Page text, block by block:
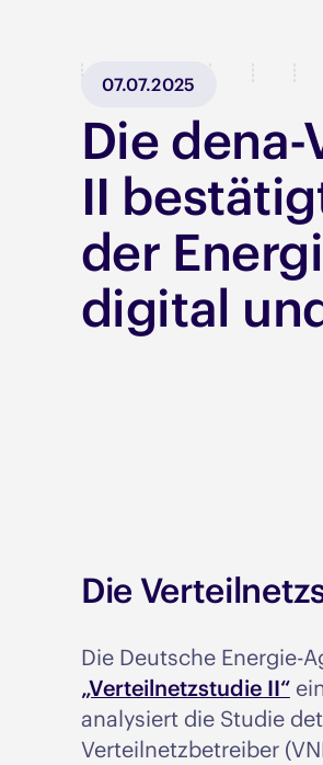
07.07.2025
Die
II
der
digital
Die
Die Deutsche Energie-
„Verteilnetzstudie II“
analysiert die Studie
Verteilnetzbetreiber